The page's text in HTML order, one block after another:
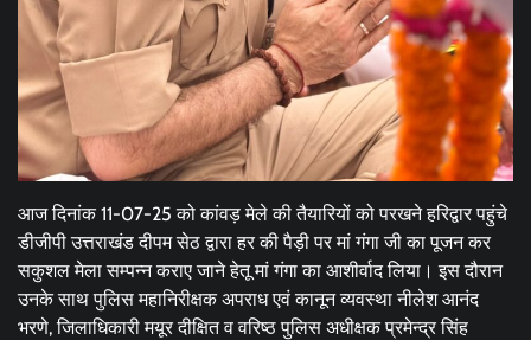
आज दिनांक 11-07-25 को कांवड़ मेले की तैयारियों को परखने हरिद्वार पहुंचे
डीजीपी उत्तराखंड दीपम सेठ द्वारा हर की पैड़ी पर मां गंगा जी का पूजन कर
सकुशल मेला सम्पन्न कराए जाने हेतू मां गंगा का आशीर्वाद लिया। इस दौरान
उनके साथ पुलिस महानिरीक्षक अपराध एवं कानून व्यवस्था नीलेश आनंद
भरणे, जिलाधिकारी मयूर दीक्षित व वरिष्ठ पुलिस अधीक्षक प्रमेन्द्र सिंह